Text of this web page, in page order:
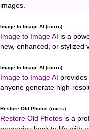
images.
Image to Image AI (гость)
Image to Image AI is a
new, enhanced, or stylized
Image to Image AI (гость)
Image to Image AI
anyone generate high-
Restore Old Photos (гость)
Restore Old Photos is a